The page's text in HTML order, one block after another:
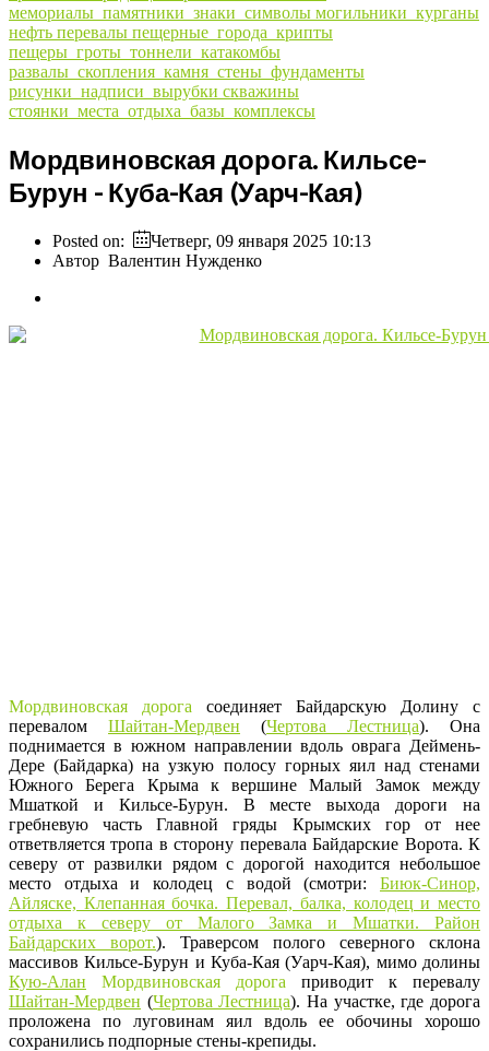
мемориалы_памятники_знаки_символы могильники_курганы
нефть перевалы пещерные_города_крипты
пещеры_гроты_тоннели_катакомбы
развалы_скопления_камня_стены_фундаменты
рисунки_надписи_вырубки скважины
стоянки_места_отдыха_базы_комплексы
Мордвиновская дорога. Кильсе-
Бурун - Куба-Кая (Уарч-Кая)
Posted on:
Четверг, 09 января 2025 10:13
Автор Валентин Нужденко
Мордвиновская дорога соединяет Байдарскую Долину с
перевалом Шайтан-Мердвен (Чертова Лестница). Она
поднимается в южном направлении вдоль оврага Деймень-
Дере (Байдарка) на узкую полосу горных яил над стенами
Южного Берега Крыма к вершине Малый Замок между
Мшаткой и Кильсе-Бурун. В месте выхода дороги на
гребневую часть Главной гряды Крымских гор от нее
ответвляется тропа в сторону перевала Байдарские Ворота. К
северу от развилки рядом с дорогой находится небольшое
место отдыха и колодец с водой (смотри: Биюк-Синор,
Айляске, Клепанная бочка. Перевал, балка, колодец и место
отдыха к северу от Малого Замка и Мшатки. Район
Байдарских ворот.). Траверсом полого северного склона
массивов Кильсе-Бурун и Куба-Кая (Уарч-Кая), мимо долины
Кую-Алан
Мордвиновская дорога приводит к перевалу
Шайтан-Мердвен (Чертова Лестница). На участке, где дорога
проложена по луговинам яил вдоль ее обочины хорошо
сохранились подпорные стены-крепиды.